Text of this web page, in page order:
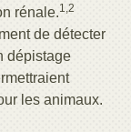
rénale.1,2
de détecter
dépistage
les animaux.